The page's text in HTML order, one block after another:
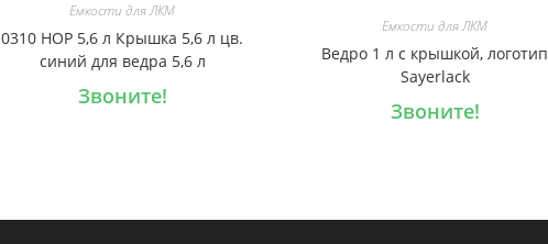
Емкости для ЛКМ
0310 HOP 5,6 л Крышка 5,6 л цв.
синий для ведра 5,6 л
Звоните!
Емкости для ЛКМ
Ведро 1 л с крышкой, логотип
Sayerlack
Звоните!